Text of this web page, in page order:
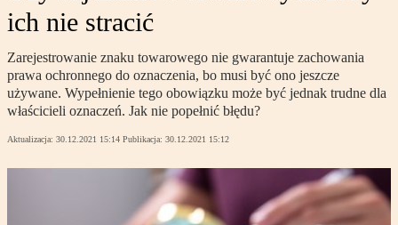
ich nie stracić
Zarejestrowanie znaku towarowego nie gwarantuje zachowania
prawa ochronnego do oznaczenia, bo musi być ono jeszcze
używane. Wypełnienie tego obowiązku może być jednak trudne dla
właścicieli oznaczeń. Jak nie popełnić błędu?
Aktualizacja: 30.12.2021 15:14 Publikacja: 30.12.2021 15:12